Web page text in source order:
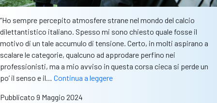
“Ho sempre percepito atmosfere strane nel mondo del calcio
dilettantistico italiano. Spesso mi sono chiesto quale fosse il
motivo di un tale accumulo di tensione. Certo, in molti aspirano a
scalare le categorie, qualcuno ad approdare perfino nei
professionisti, ma a mio avviso in questa corsa cieca si perde un
po’ il senso e il… Continua a leggere“Il
Pubblicato 9 Maggio 2024